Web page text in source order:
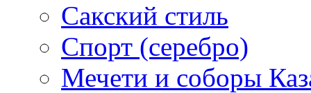
Сакский стиль
Спорт (серебро)
Мечети и соборы